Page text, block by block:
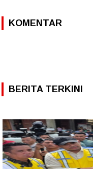
KOMENTAR
BERITA TERKINI